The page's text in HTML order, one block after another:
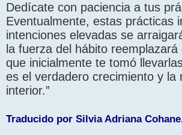
Dedícate con paciencia a tus
Eventualmente, estas prácticas
intenciones elevadas se
la fuerza del hábito
que inicialmente te tomó
es el verdadero crecimiento y la
interior.”
Traducido por Silvia Adriana